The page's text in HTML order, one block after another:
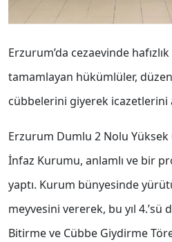
Erzurum’da cezaevinde
tamamlayan hükümlüler,
cübbelerini giyerek icazetlerini
Erzurum Dumlu 2 Nolu Yüksek
İnfaz Kurumu, anlamlı ve bir
yaptı. Kurum bünyesinde
meyvesini vererek, bu yıl 4.’sü
Bitirme ve Cübbe Giydirme